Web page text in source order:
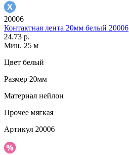
20006
Контактная лента 20мм белый 20006
24.73 р.
Мин. 25 м
Цвет белый
Размер 20мм
Материал нейлон
Прочее мягкая
Артикул 20006